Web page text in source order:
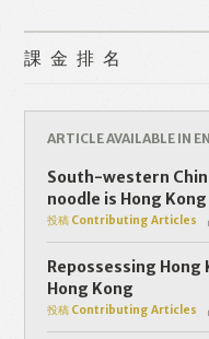
Like
WhatsApp
保留隨時增減本
括但不限於漫畫
將你的個人資料
取得的資料結合
透露你的個人資
個人資料將用於
頁內容、評估與
或進行不記名的
用於所述指定
課金排名
ARTICLE AVAILABLE IN
South-western
noodle is Hong
投稿 Contributing Articles
Repossessing
Hong Kong
投稿 Contributing Articles